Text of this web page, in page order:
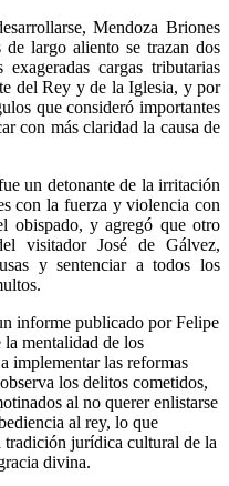
Mendoza Briones
largo aliento se trazan dos
cargas tributarias
del Rey y de la Iglesia, y por
que consideró importantes
con más claridad la causa de
un detonante de la irritación
con la fuerza y violencia con
obispado, y agregó que otro
visitador José de Gálvez,
y sentenciar a todos los
informe publicado por Felipe
mentalidad de los
implementar las reformas
los delitos cometidos,
al no querer enlistarse
al rey, lo que
jurídica cultural de la
divina.